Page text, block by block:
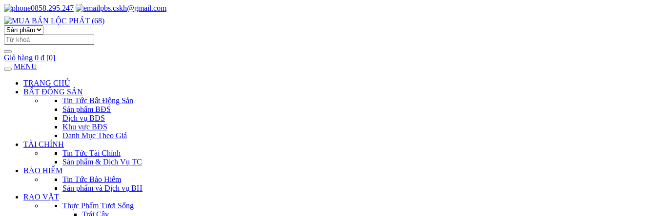
0858.295.247 pbs.cskh@gmail.com
Giỏ hàng 0 đ [0]
MENU
TRANG CHỦ
BẤT ĐỘNG SẢN
Tin Tức Bất Động Sản
Sản phẩm BĐS
Dịch vụ BĐS
Khu vực BĐS
Danh Mục Theo Giá
TÀI CHÍNH
Tin Tức Tài Chính
Sản phẩm & Dịch Vụ TC
BẢO HIỂM
Tin Tức Bảo Hiểm
Sản phẩm và Dịch vụ BH
RAO VẶT
Thực Phẩm Tươi Sống
Trái Cây